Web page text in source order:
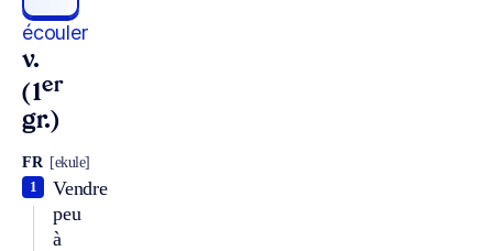
écouler
v.
(1er
gr.)
FR [ekule]
Vendre
peu
à
1